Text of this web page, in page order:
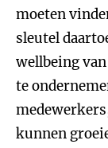
moeten
sleutel
wellbeing
te
kunnen